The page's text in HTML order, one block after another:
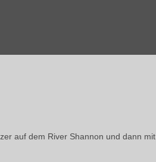
auf dem River Shannon und dann mit